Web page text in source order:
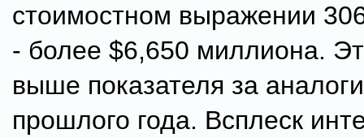
стоимостном выражении
- более $6,650 миллиона.
выше показателя за
прошлого года. Всплеск